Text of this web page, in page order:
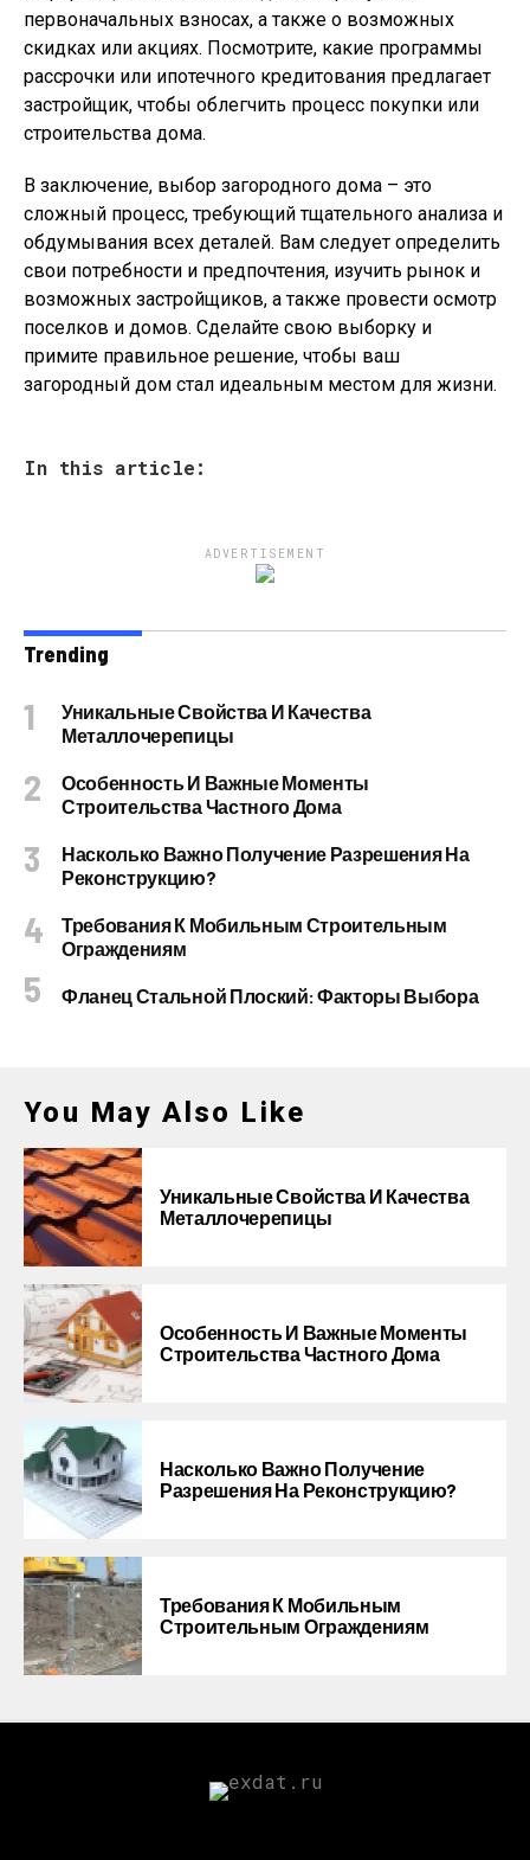
первоначальных взносах, а также о возможных
скидках или акциях. Посмотрите, какие программы
рассрочки или ипотечного кредитования предлагает
застройщик, чтобы облегчить процесс покупки или
строительства дома.
В заключение, выбор загородного дома – это
сложный процесс, требующий тщательного анализа и
обдумывания всех деталей. Вам следует определить
свои потребности и предпочтения, изучить рынок и
возможных застройщиков, а также провести осмотр
поселков и домов. Сделайте свою выборку и
примите правильное решение, чтобы ваш
загородный дом стал идеальным местом для жизни.
In this article:
ADVERTISEMENT
Trending
Уникальные Свойства И Качества
Металлочерепицы
Особенность И Важные Моменты
Строительства Частного Дома
Насколько Важно Получение Разрешения На
Реконструкцию?
Требования К Мобильным Строительным
Ограждениям
Фланец Стальной Плоский: Факторы Выбора
You May Also Like
Уникальные Свойства И Качества
Металлочерепицы
Особенность И Важные Моменты
Строительства Частного Дома
Насколько Важно Получение
Разрешения На Реконструкцию?
Требования К Мобильным
Строительным Ограждениям